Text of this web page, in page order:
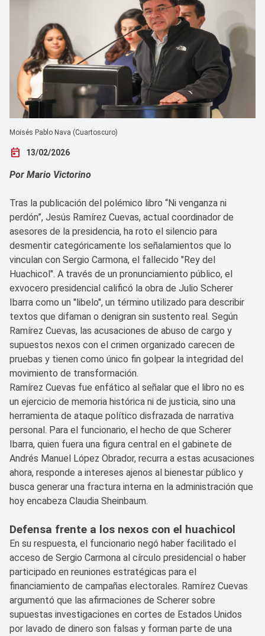
Moisés Pablo Nava (Cuartoscuro)
today 13/02/2026
Por Mario Victorino
Tras la publicación del polémico libro “Ni venganza ni
perdón”, Jesús Ramírez Cuevas, actual coordinador de
asesores de la presidencia, ha roto el silencio para
desmentir categóricamente los señalamientos que lo
vinculan con Sergio Carmona, el fallecido "Rey del
Huachicol". A través de un pronunciamiento público, el
exvocero presidencial calificó la obra de Julio Scherer
Ibarra como un "libelo", un término utilizado para describir
textos que difaman o denigran sin sustento real. Según
Ramírez Cuevas, las acusaciones de abuso de cargo y
supuestos nexos con el crimen organizado carecen de
pruebas y tienen como único fin golpear la integridad del
movimiento de transformación.
Ramírez Cuevas fue enfático al señalar que el libro no es
un ejercicio de memoria histórica ni de justicia, sino una
herramienta de ataque político disfrazada de narrativa
personal. Para el funcionario, el hecho de que Scherer
Ibarra, quien fuera una figura central en el gabinete de
Andrés Manuel López Obrador, recurra a estas acusaciones
ahora, responde a intereses ajenos al bienestar público y
busca generar una fractura interna en la administración que
hoy encabeza Claudia Sheinbaum.
Defensa frente a los nexos con el huachicol
En su respuesta, el funcionario negó haber facilitado el
acceso de Sergio Carmona al círculo presidencial o haber
participado en reuniones estratégicas para el
financiamiento de campañas electorales. Ramírez Cuevas
argumentó que las afirmaciones de Scherer sobre
supuestas investigaciones en cortes de Estados Unidos
por lavado de dinero son falsas y forman parte de una